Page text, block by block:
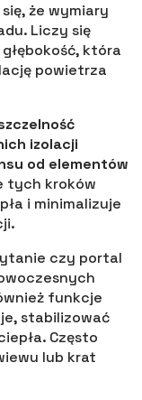
że wymiary
Liczy się
która
powietrza
izolacji
od elementów
tych kroków
i minimalizuje
czy portal
funkcje
stabilizować
Często
lub krat